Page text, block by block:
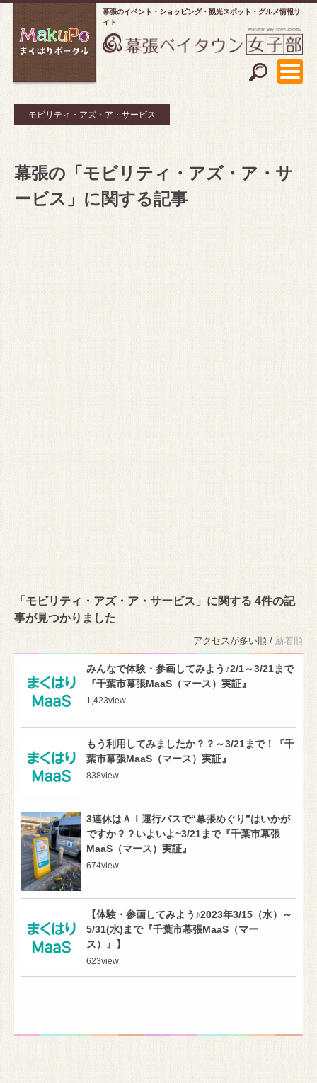
幕張のイベント・ショッピング
観光スポット・グルメ情報サ
イト
モビリティ・アズ・ア・サービス
幕張の「モビリティ・アズ・ア・サ
ービス」に関する記事
「モビリティ・アズ・ア・サービス」に関する 4件の記
事が見つかりました
アクセスが多い順 / 新着順
みんなで体験・参画してみよう♪2/1～3/21まで
『千葉市幕張MaaS（マース）実証』
1,423view
もう利用してみましたか？？～3/21まで！『千
葉市幕張MaaS（マース）実証』
838view
3連休はＡＩ運行バスで“幕張めぐり”はいかが
ですか？？いよいよ~3/21まで『千葉市幕張
MaaS（マース）実証』
674view
【体験・参画してみよう♪2023年3/15（水）～
5/31(水)まで『千葉市幕張MaaS（マー
ス）』】
623view